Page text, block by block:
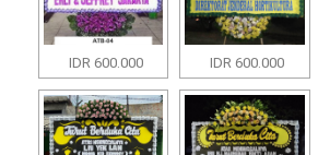
IDR 600.000 IDR 600.000